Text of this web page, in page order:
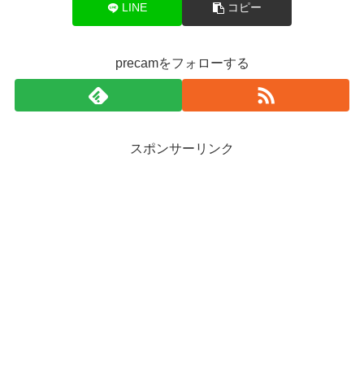
LINE コピー
precamをフォローする
スポンサーリンク